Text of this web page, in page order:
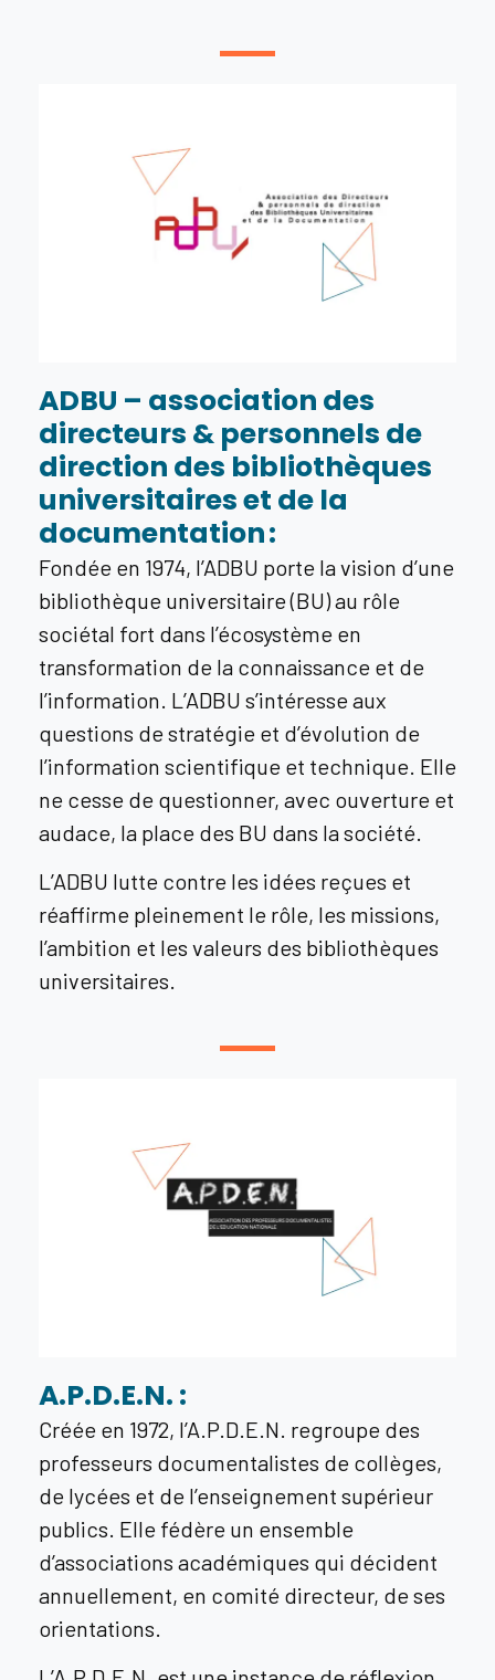
ADBU – association des
directeurs & personnels de
direction des bibliothèques
universitaires et de la
documentation :
Fondée en 1974, l’ADBU porte la vision d’une
bibliothèque universitaire (BU) au rôle
sociétal fort dans l’écosystème en
transformation de la connaissance et de
l’information. L’ADBU s’intéresse aux
questions de stratégie et d’évolution de
l’information scientifique et technique. Elle
ne cesse de questionner, avec ouverture et
audace, la place des BU dans la société.
L’ADBU lutte contre les idées reçues et
réaffirme pleinement le rôle, les missions,
l’ambition et les valeurs des bibliothèques
universitaires.
A.P.D.E.N. :
Créée en 1972, l’A.P.D.E.N. regroupe des
professeurs documentalistes de collèges,
de lycées et de l’enseignement supérieur
publics. Elle fédère un ensemble
d’associations académiques qui décident
annuellement, en comité directeur, de ses
orientations.